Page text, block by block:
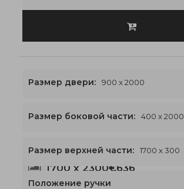
1700 x 2300€636
Размер двери: 900 x 2000
Размер боковой части: 400 x 2000
Размер верхней части: 1700 x 300
Положение ручки